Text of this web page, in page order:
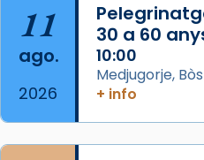
Patró de Galícia,
musulmanes fou
Regnes castellans i
Espanya.
11
ago.
2026
30 a 60
10:00
Medjugorje,
+ info